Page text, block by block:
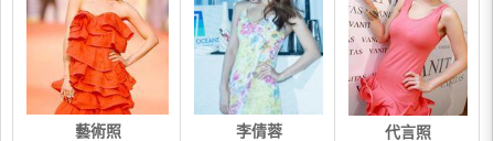
藝術照 李倩蓉 代言照